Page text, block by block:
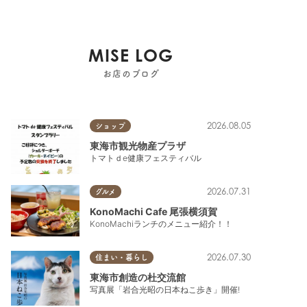
MISE LOG
お店のブログ
ショップ 2026.08.05
東海市観光物産プラザ
トマトｄe健康フェスティバル
グルメ 2026.07.31
KonoMachi Cafe 尾張横須賀
KonoMachiランチのメニュー紹介！！
住まい・暮らし 2026.07.30
東海市創造の杜交流館
写真展「岩合光昭の日本ねこ歩き」開催!